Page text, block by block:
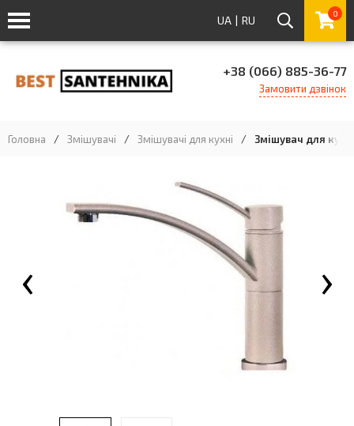
UA | RU 0
+38 (066) 885-36-77
Замовити дзвінок
Головна / Змішувачі / Змішувачі для кухні / Змішувач для
‹ ›